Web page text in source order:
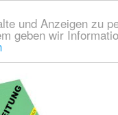
und Anzeigen zu
geben wir
finden für Sie das deutsches